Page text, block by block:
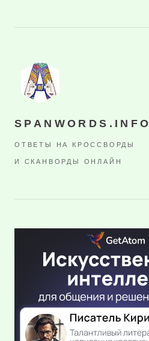
SPANWORDS.INFO
ОТВЕТЫ НА КРОССВОРДЫ
И СКАНВОРДЫ ОНЛАЙН